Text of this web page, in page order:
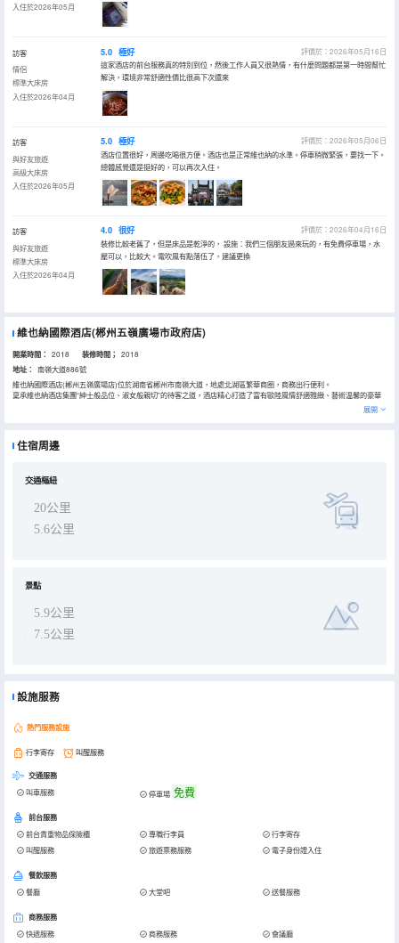
入住於2026年05月
訪客
情侶
標準大床房
入住於2026年04月
5.0 極好
評價於：2026年05月16日
這家酒店的前台服務真的特別到位，然後工作人員又很熱情，有什麼問題都是第一時間幫忙
解決，環境非常舒適性價比很高下次還來
訪客
與好友旅遊
高級大床房
入住於2026年05月
5.0 極好
評價於：2026年05月06日
酒店位置很好，周邊吃喝很方便。酒店也是正常維也納的水準。停車稍微緊張，要找一下。
總體感覺還是挺好的，可以再次入住。
訪客
與好友旅遊
標準大床房
入住於2026年04月
4.0 很好
評價於：2026年04月16日
裝修比較老舊了，但是床品是乾淨的， 設施：我們三個朋友過來玩的，有免費停車場，水
壓可以，比較大。電吹風有點落伍了，建議更換
維也納國際酒店(郴州五嶺廣場市政府店)
開業時間： 2018 装修時間； 2018
地址：
南嶺大道886號
維也納國際酒店(郴州五嶺廣場店)位於湖南省郴州市南嶺大道，地處北湖區繁華商圈，商務出行便利。
稟承維也納酒店集團“紳士般品位、淑女般親切”的待客之道，酒店精心打造了富有歐陸風情舒適雅緻、藝術温馨的豪華
房內設有愉夢大床、3秒速熱時尚衞浴系統、百兆光纖，讓您縱享商旅途中愜意享受。訓練有素的酒店員工團隊，致力
展開
住宿周邊
交通樞紐
20公里
5.6公里
景點
5.9公里
7.5公里
設施服務
熱門服務設施
行李寄存 叫醒服務
交通服務
叫車服務 停車場 免費
前台服務
前台貴重物品保險櫃 專職行李員
行李寄存
叫醒服務
旅遊票務服務 電子身份證入住
餐飲服務
餐廳 大堂吧 送餐服務
商務服務
快遞服務 商務服務
會議廳